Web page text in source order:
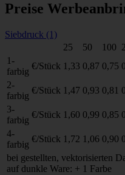
Preise
Siebdruck (1)
25
50 100
1-
farbig
€/Stück 1,33 0,87 0,75
2-
farbig
€/Stück 1,47 0,93 0,81
3-
farbig
€/Stück 1,60 0,99 0,85
4-
farbig
€/Stück 1,72 1,06 0,90
bei gestellten, vektorisierten
auf dunkle Ware: + 1 Farbe